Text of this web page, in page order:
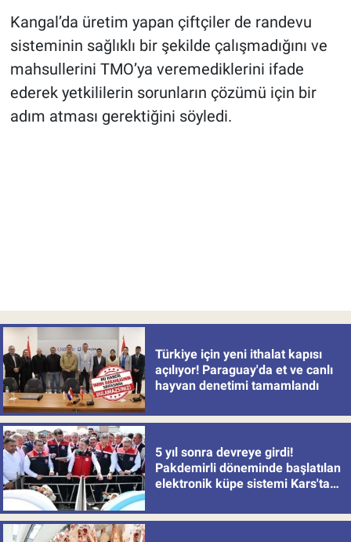
Kangal’da üretim yapan çiftçiler de randevu
sisteminin sağlıklı bir şekilde çalışmadığını ve
mahsullerini TMO’ya veremediklerini ifade
ederek yetkililerin sorunların çözümü için bir
adım atması gerektiğini söyledi.
Türkiye için yeni ithalat kapısı
açılıyor! Paraguay'da et ve canlı
hayvan denetimi tamamlandı
5 yıl sonra devreye girdi!
Pakdemirli döneminde başlatılan
elektronik küpe sistemi Kars'tan